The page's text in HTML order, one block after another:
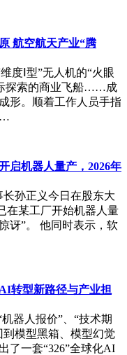
。使用较弱开源模型训
进化"的特性，为企业
究显示，记忆策略模
小于主流大模型的规
性。在某数据库查询任
及服务器刷新的任务
中生成建议会出现逻
化指明方向。
编号2605.21463），包
练代码。研究团队正探
灵活生成建议，又能
航空航天产业“腾
度Ⅰ型”无人机的“火眼
探索的商业飞船……成
形。顺着工作人员手指
…
启机器人量产，2026年
孙正义今日在股东大
在某工厂开始机器人量
讶”。 他同时表示，软
转型新路径与产业担
器人报价”、“技术期
模型黑箱、模型幻觉
了一套“326”全球化AI